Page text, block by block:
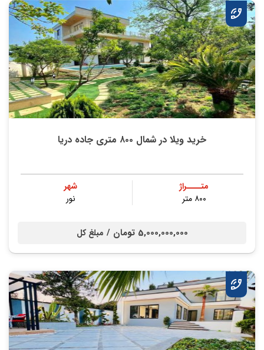
خرید ویلا در شمال ۸۰۰ متری جاده دریا
متــــراژ
۸۰۰ متر
شهر
نور
5,000,000,000 تومان / مبلغ کل